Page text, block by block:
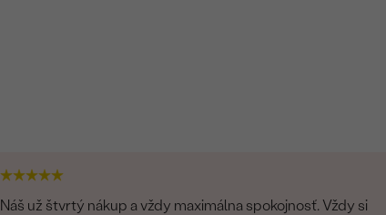
Náš už štvrtý nákup a vždy maximálna spokojnosť. Vždy si